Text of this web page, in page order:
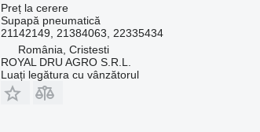
Preț la cerere
Supapă pneumatică
21142149, 21384063, 22335434
România, Cristesti
ROYAL DRU AGRO S.R.L.
Luați legătura cu vânzătorul